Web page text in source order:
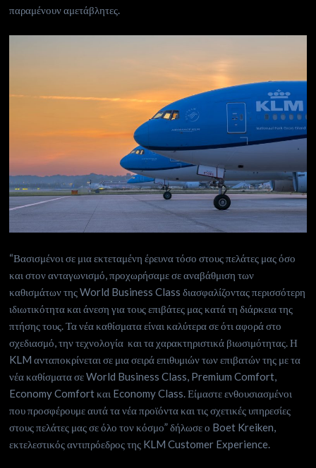
παραμένουν αμετάβλητες.
“Βασισμένοι σε μια εκτεταμένη έρευνα τόσο στους πελάτες μας όσο
και στον ανταγωνισμό, προχωρήσαμε σε αναβάθμιση των
καθισμάτων της World Business Class διασφαλίζοντας περισσότερη
ιδιωτικότητα και άνεση για τους επιβάτες μας κατά τη διάρκεια της
πτήσης τους. Τα νέα καθίσματα είναι καλύτερα σε ότι αφορά στο
σχεδιασμό, την τεχνολογία και τα χαρακτηριστικά βιωσιμότητας. Η
KLM ανταποκρίνεται σε μια σειρά επιθυμιών των επιβατών της με τα
νέα καθίσματα σε World Business Class, Premium Comfort,
Economy Comfort και Economy Class. Είμαστε ενθουσιασμένοι
που προσφέρουμε αυτά τα νέα προϊόντα και τις σχετικές υπηρεσίες
στους πελάτες μας σε όλο τον κόσμο” δήλωσε ο Boet Kreiken,
εκτελεστικός αντιπρόεδρος της KLM Customer Experience.